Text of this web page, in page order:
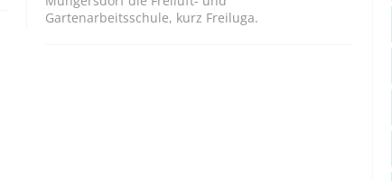
Gartenarbeitsschule, kurz Freiluga.